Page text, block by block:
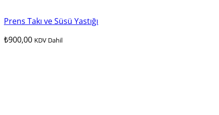
Prens Takı ve Süsü Yastığı
₺900,00 KDV Dahil